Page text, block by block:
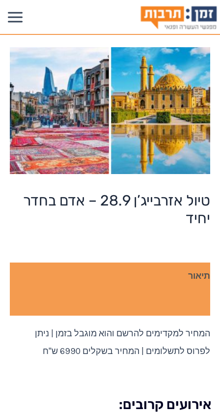
טיול אזרבייג’ן 28.9 – אדם בחדר
יחיד
תיאור
המחיר למקדימים להרשם והוא מוגבל בזמן | ניתן
לפרוס לתשלומים | המחיר בשקלים 6990 ש"ח
אירועים קרובים: